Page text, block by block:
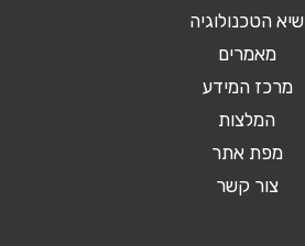
שיא הטכנולוגיה
מאמרים
מרכז המידע
המלצות
מפת אתר
צור קשר